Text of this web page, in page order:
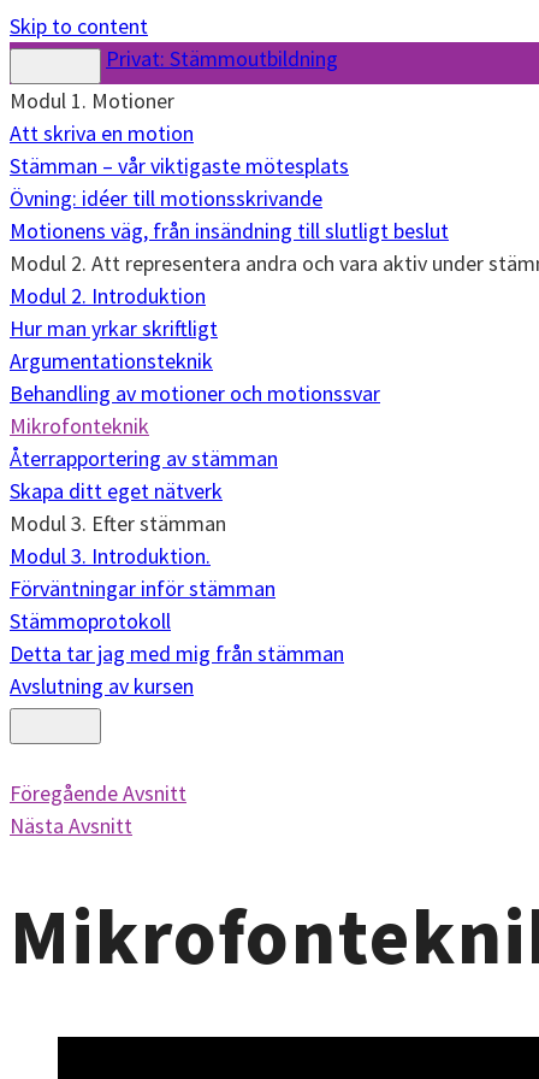
Skip to content
Privat: Stämmoutbildning
Modul 1. Motioner
Att skriva en motion
Stämman – vår viktigaste mötesplats
Övning: idéer till motionsskrivande
Motionens väg, från insändning till slutligt beslut
Modul 2. Att representera andra och vara aktiv under
Modul 2. Introduktion
Hur man yrkar skriftligt
Argumentationsteknik
Behandling av motioner och motionssvar
Mikrofonteknik
Återrapportering av stämman
Skapa ditt eget nätverk
Modul 3. Efter stämman
Modul 3. Introduktion.
Förväntningar inför stämman
Stämmoprotokoll
Detta tar jag med mig från stämman
Avslutning av kursen
Föregående Avsnitt
Nästa Avsnitt